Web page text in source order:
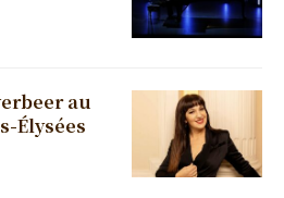
au
Élysées